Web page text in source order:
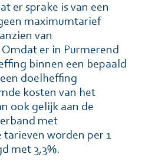
er sprake is van een
maximumtarief
van
er in Purmerend
binnen een bepaald
doelheffing
kosten van het
ook gelĳk aan de
met
tarieven worden per 1
met 3,3%.